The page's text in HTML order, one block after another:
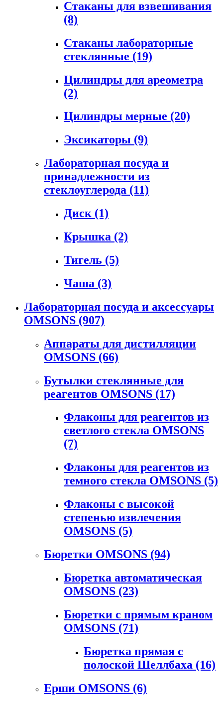
Стаканы для взвешивания
(8)
Стаканы лабораторные
стеклянные (19)
Цилиндры для ареометра
(2)
Цилиндры мерные (20)
Эксикаторы (9)
Лабораторная посуда и
принадлежности из
стеклоуглерода (11)
Диск (1)
Крышка (2)
Тигель (5)
Чаша (3)
Лабораторная посуда и аксессуары
OMSONS (907)
Аппараты для дистилляции
OMSONS (66)
Бутылки стеклянные для
реагентов OMSONS (17)
Флаконы для реагентов из
светлого стекла OMSONS
(7)
Флаконы для реагентов из
темного стекла OMSONS (5)
Флаконы с высокой
степенью извлечения
OMSONS (5)
Бюретки OMSONS (94)
Бюретка автоматическая
OMSONS (23)
Бюретки с прямым краном
OMSONS (71)
Бюретка прямая с
полоской Шеллбаха (16)
Ерши OMSONS (6)